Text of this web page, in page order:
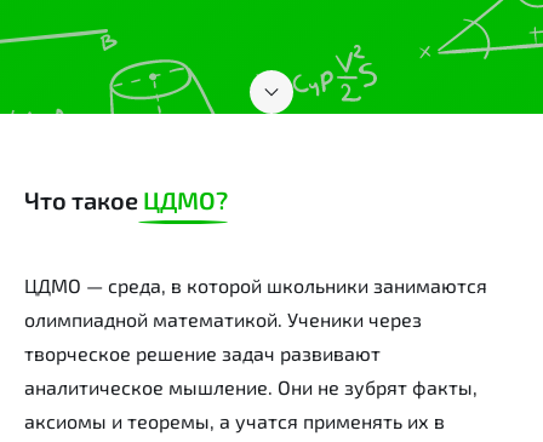
Что такое ЦДМО?
ЦДМО — среда, в которой школьники занимаются
олимпиадной математикой. Ученики через
творческое решение задач развивают
аналитическое мышление. Они не зубрят факты,
аксиомы и теоремы, а учатся применять их в